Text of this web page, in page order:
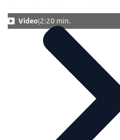
Video 2:20 min.